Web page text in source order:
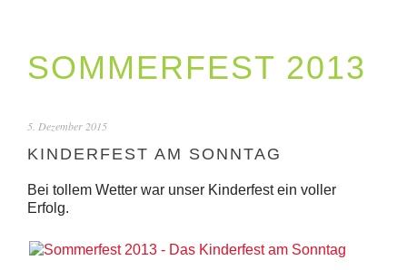
SOMMERFEST 2013
5. Dezember 2015
KINDERFEST AM SONNTAG
Bei tollem Wetter war unser Kinderfest ein voller
Erfolg.